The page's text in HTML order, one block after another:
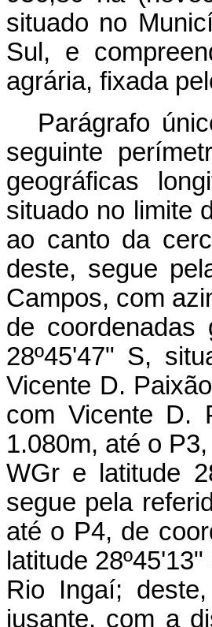
situado no
Sul, e
agrária, fixada
Parágrafo
seguinte
geográficas
situado no limite
ao canto da
deste, segue
Campos, com
de coordenadas
28º45'47" S,
Vicente D.
com Vicente D.
1.080m, até o
WGr e latitude
segue pela
até o P4, de
latitude
Rio Ingaí;
jusante, com a